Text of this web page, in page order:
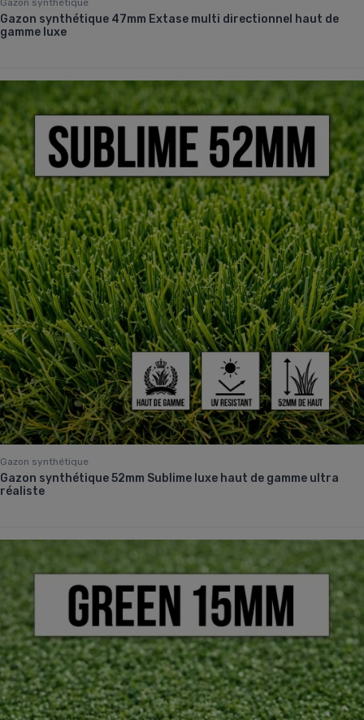
Gazon synthétique
Gazon synthétique 47mm Extase multi directionnel haut de
gamme luxe
Gazon synthétique
Gazon synthétique 52mm Sublime luxe haut de gamme ultra
réaliste